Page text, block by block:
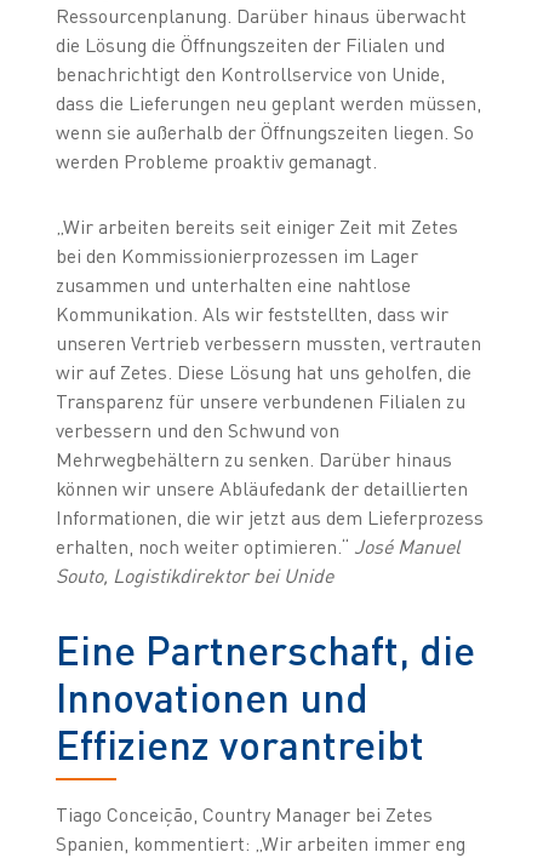
Ressourcenplanung. Darüber hinaus überwacht
die Lösung die Öffnungszeiten der Filialen und
benachrichtigt den Kontrollservice von Unide,
dass die Lieferungen neu geplant werden müssen,
wenn sie außerhalb der Öffnungszeiten liegen. So
werden Probleme proaktiv gemanagt.
„Wir arbeiten bereits seit einiger Zeit mit Zetes
bei den Kommissionierprozessen im Lager
zusammen und unterhalten eine nahtlose
Kommunikation. Als wir feststellten, dass wir
unseren Vertrieb verbessern mussten, vertrauten
wir auf Zetes. Diese Lösung hat uns geholfen, die
Transparenz für unsere verbundenen Filialen zu
verbessern und den Schwund von
Mehrwegbehältern zu senken. Darüber hinaus
können wir unsere Abläufedank der detaillierten
Informationen, die wir jetzt aus dem Lieferprozess
erhalten, noch weiter optimieren.“ José Manuel
Souto, Logistikdirektor bei Unide
Eine Partnerschaft, die
Innovationen und
Effizienz vorantreibt
Tiago Conceição, Country Manager bei Zetes
Spanien, kommentiert: „Wir arbeiten immer eng